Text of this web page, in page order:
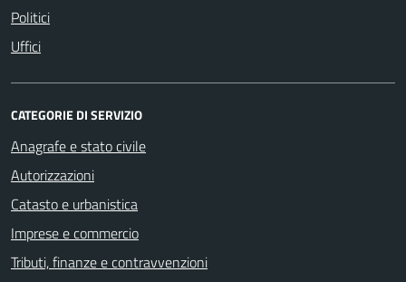
Politici
Uffici
CATEGORIE DI SERVIZIO
Anagrafe e stato civile
Autorizzazioni
Catasto e urbanistica
Imprese e commercio
Tributi, finanze e contravvenzioni